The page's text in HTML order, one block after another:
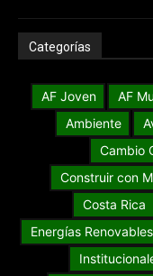
Categorías
AF Joven AF
Ambiente
Cambio
Construir con
Costa Rica
Energías Renovables